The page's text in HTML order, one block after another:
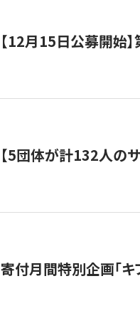
【12月15日公募開始
【5団体が計132人の
寄付月間特別企画「キ